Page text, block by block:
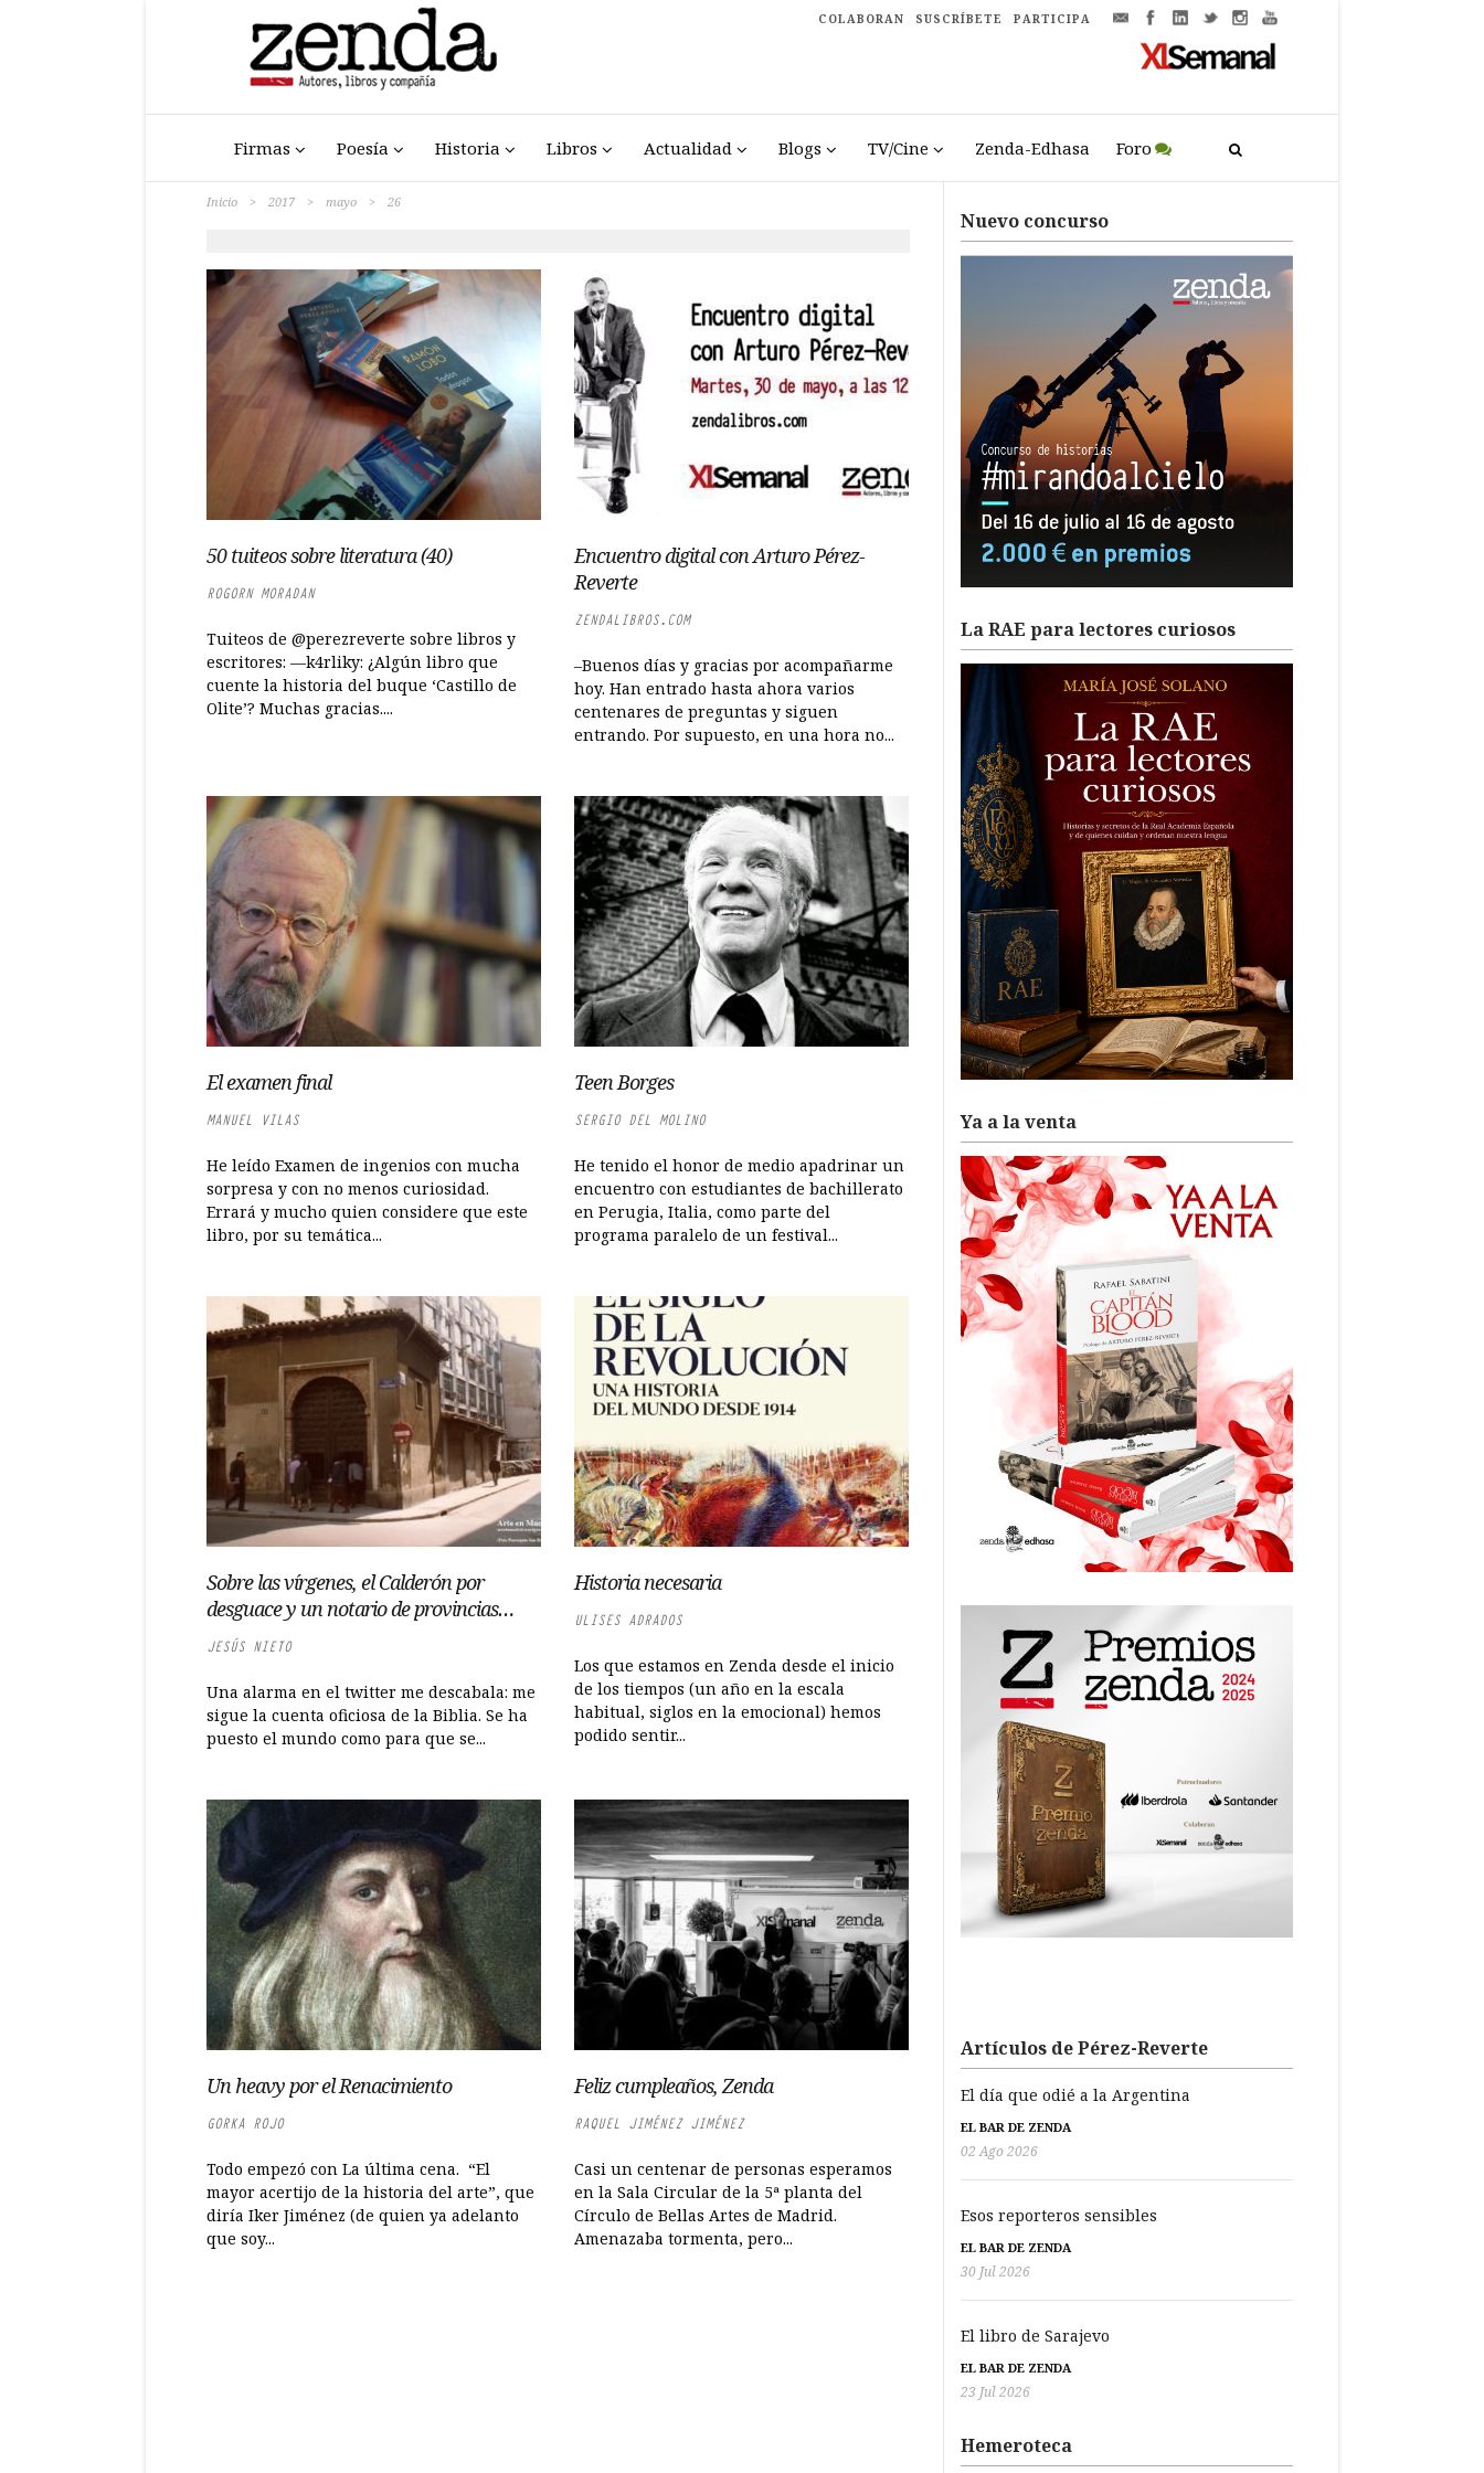
COLABORAN SUSCRÍBETE PARTICIPA
Firmas Poesía Historia Libros Actualidad Blogs TV/Cine Zenda-Edhasa Foro
Inicio > 2017 > mayo > 26
50 tuiteos sobre literatura (40)
ROGORN MORADAN
Tuiteos de @perezreverte sobre libros y
escritores: —k4rliky: ¿Algún libro que
cuente la historia del buque ‘Castillo de
Olite’? Muchas gracias....
Encuentro digital con Arturo Pérez-
Reverte
ZENDALIBROS.COM
–Buenos días y gracias por acompañarme
hoy. Han entrado hasta ahora varios
centenares de preguntas y siguen
entrando. Por supuesto, en una hora no...
El examen final
MANUEL VILAS
He leído Examen de ingenios con mucha
sorpresa y con no menos curiosidad.
Errará y mucho quien considere que este
libro, por su temática...
Teen Borges
SERGIO DEL MOLINO
He tenido el honor de medio apadrinar un
encuentro con estudiantes de bachillerato
en Perugia, Italia, como parte del
programa paralelo de un festival...
Sobre las vírgenes, el Calderón por
desguace y un notario de provincias…
JESÚS NIETO
Una alarma en el twitter me descabala: me
sigue la cuenta oficiosa de la Biblia. Se ha
puesto el mundo como para que se...
Historia necesaria
ULISES ADRADOS
Los que estamos en Zenda desde el inicio
de los tiempos (un año en la escala
habitual, siglos en la emocional) hemos
podido sentir...
Un heavy por el Renacimiento
GORKA ROJO
Todo empezó con La última cena. “El
mayor acertijo de la historia del arte”, que
diría Iker Jiménez (de quien ya adelanto
que soy...
Feliz cumpleaños, Zenda
RAQUEL JIMÉNEZ JIMÉNEZ
Casi un centenar de personas esperamos
en la Sala Circular de la 5ª planta del
Círculo de Bellas Artes de Madrid.
Amenazaba tormenta, pero...
Nuevo concurso
La RAE para lectores curiosos
Ya a la venta
Artículos de Pérez-Reverte
El día que odié a la Argentina
EL BAR DE ZENDA
02 Ago 2026
Esos reporteros sensibles
EL BAR DE ZENDA
30 Jul 2026
El libro de Sarajevo
EL BAR DE ZENDA
23 Jul 2026
Hemeroteca